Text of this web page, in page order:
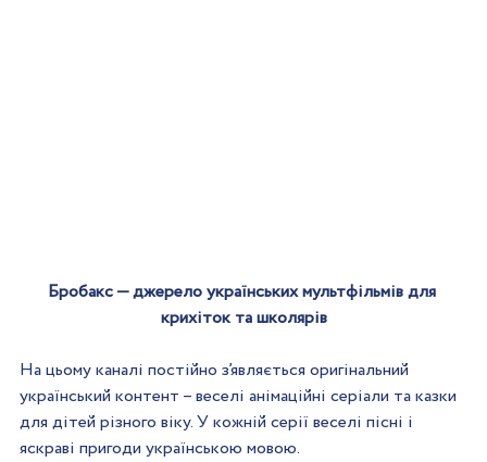
Бробакс — джерело українських мультфільмів для
крихіток та школярів
На цьому каналі постійно з’являється оригінальний
український контент – веселі анімаційні серіали та казки
для дітей різного віку. У кожній серії веселі пісні і
яскраві пригоди українською мовою.